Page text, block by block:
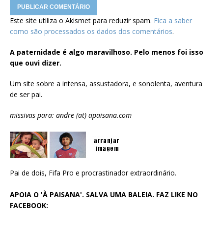
Este site utiliza o Akismet para reduzir spam. Fica a saber
como são processados os dados dos comentários.
A paternidade é algo maravilhoso. Pelo menos foi isso
que ouvi dizer.
Um site sobre a intensa, assustadora, e sonolenta, aventura
de ser pai.
missivas para: andre (at) apaisana.com
Pai de dois, Fifa Pro e procrastinador extraordinário.
APOIA O 'À PAISANA'. SALVA UMA BALEIA. FAZ LIKE NO
FACEBOOK: